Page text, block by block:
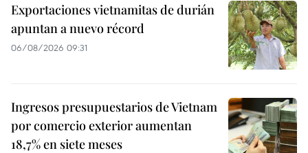
Exportaciones vietnamitas de durián
apuntan a nuevo récord
06/08/2026 09:31
Ingresos presupuestarios de Vietnam
por comercio exterior aumentan
18,7% en siete meses